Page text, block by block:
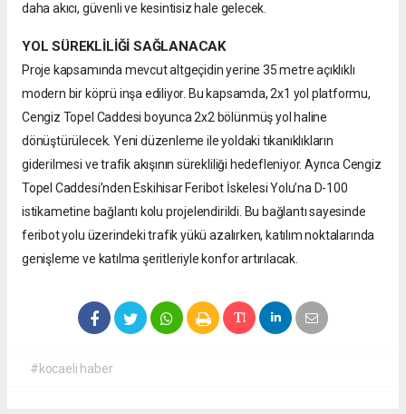
daha akıcı, güvenli ve kesintisiz hale gelecek.
YOL SÜREKLİLİĞİ SAĞLANACAK
Proje kapsamında mevcut altgeçidin yerine 35 metre açıklıklı
modern bir köprü inşa ediliyor. Bu kapsamda, 2x1 yol platformu,
Cengiz Topel Caddesi boyunca 2x2 bölünmüş yol haline
dönüştürülecek. Yeni düzenleme ile yoldaki tıkanıklıkların
giderilmesi ve trafik akışının sürekliliği hedefleniyor. Ayrıca Cengiz
Topel Caddesi’nden Eskihisar Feribot İskelesi Yolu’na D-100
istikametine bağlantı kolu projelendirildi. Bu bağlantı sayesinde
feribot yolu üzerindeki trafik yükü azalırken, katılım noktalarında
genişleme ve katılma şeritleriyle konfor artırılacak.
#kocaeli haber